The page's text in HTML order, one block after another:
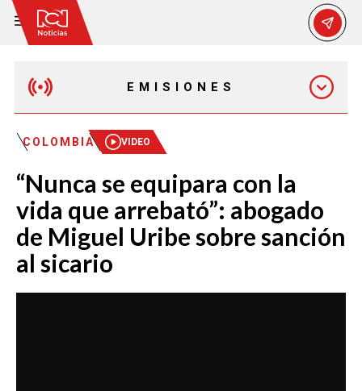
EMISIONES
EMISIÓN 12:30 PM
EMISIÓN 7:00 PM
COLOMBIA VIDEO
“Nunca se equipara con la
vida que arrebató”: abogado
de Miguel Uribe sobre sanción
al sicario